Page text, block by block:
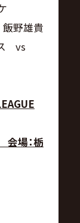
野雄貴
ス vs
会場：栃